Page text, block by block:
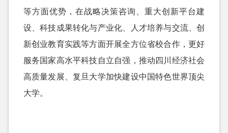
等方面优势，在战略决策咨询、重大创新平台建
设、科技成果转化与产业化、人才培养与交流、创
新创业教育实践等方面开展全方位省校合作，更好
服务国家高水平科技自立自强，推动四川经济社会
高质量发展、复旦大学加快建设中国特色世界顶尖
大学。